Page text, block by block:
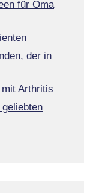
für Oma
der in
Arthritis